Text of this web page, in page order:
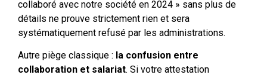
collaboré avec notre société en 2024 » sans plus de
détails ne prouve strictement rien et sera
systématiquement refusé par les administrations.
Autre piège classique : la confusion entre
collaboration et salariat. Si votre attestation